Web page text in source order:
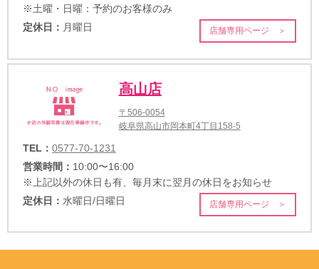
※土曜・日曜：予約のお客様のみ
定休日： 月曜日 店舗専用ページ ＞
高山店
〒506-0054
岐阜県高山市岡本町4丁目158-5
TEL： 0577-70-1231
営業時間： 10:00〜16:00
※上記以外の休日も有、毎月末に翌月の休日をお知らせ
定休日： 水曜日/日曜日 店舗専用ページ ＞